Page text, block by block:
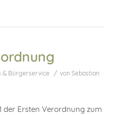
& Bürgerservice / von Sebastian
der Ersten Verordnung zum